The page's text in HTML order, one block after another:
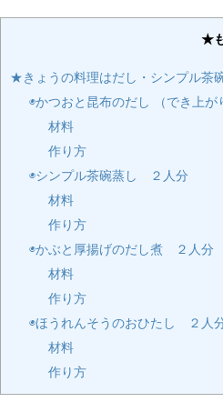
★
★きょうの料理はだし・シンプル茶
◉かつおと昆布のだし （でき上が
材料
作り方
◉シンプル茶碗蒸し ２人分
材料
作り方
◉かぶと厚揚げのだし煮 ２人分
材料
作り方
◉ほうれんそうのおひたし ２人
材料
作り方